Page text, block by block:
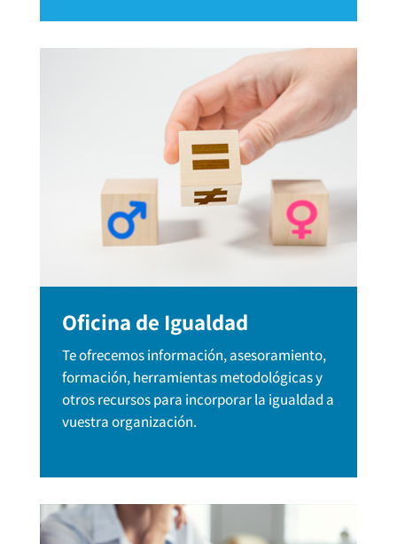
Oficina de Igualdad
Te ofrecemos información, asesoramiento,
formación, herramientas metodológicas y
otros recursos para incorporar la igualdad a
vuestra organización.